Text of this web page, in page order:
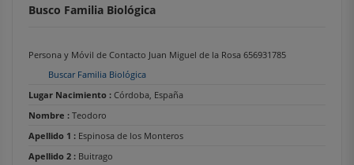
Busco Familia Biológica
Persona y Móvil de Contacto Juan Miguel de la Rosa 656931785
Buscar Familia Biológica
Lugar Nacimiento : Córdoba, España
Nombre : Teodoro
Apellido 1 : Espinosa de los Monteros
Apellido 2 : Buitrago